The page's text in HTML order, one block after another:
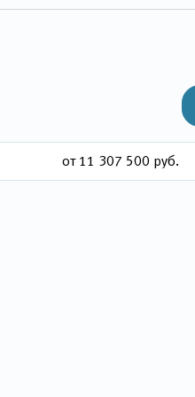
от 11 307 500 руб.